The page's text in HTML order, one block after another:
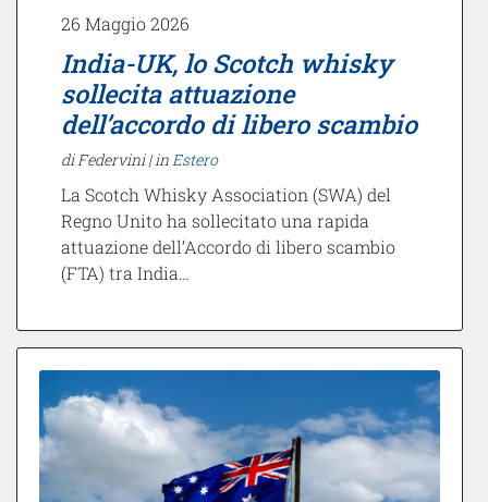
26 Maggio 2026
India-UK, lo Scotch whisky
sollecita attuazione
dell’accordo di libero scambio
di Federvini | in Estero
La Scotch Whisky Association (SWA) del
Regno Unito ha sollecitato una rapida
attuazione dell’Accordo di libero scambio
(FTA) tra India…